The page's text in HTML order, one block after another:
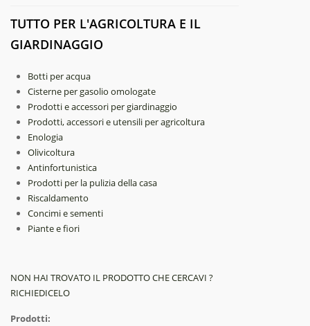
TUTTO PER L'AGRICOLTURA E IL
GIARDINAGGIO
Botti per acqua
Cisterne per gasolio omologate
Prodotti e accessori per giardinaggio
Prodotti, accessori e utensili per agricoltura
Enologia
Olivicoltura
Antinfortunistica
Prodotti per la pulizia della casa
Riscaldamento
Concimi e sementi
Piante e fiori
NON HAI TROVATO IL PRODOTTO CHE CERCAVI ?
RICHIEDICELO
Prodotti: